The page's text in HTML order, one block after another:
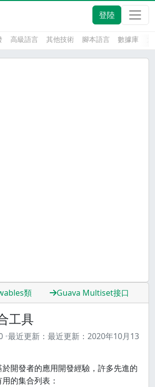
登陸
高級語言 其他技術 腳本語言 數據庫
類 Guava Multiset接口
工具
最近更新： 最近更新： 2020年10月13
開發者的應用開發經驗，許多先進的
的集合列表：